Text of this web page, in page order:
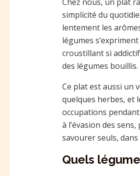
simplicité du
lentement les
légumes
croustillant si
des légumes bouillis.
Ce plat est aussi un
quelques herbes, et
occupations
à l’évasion des
savourer seuls,
Quels